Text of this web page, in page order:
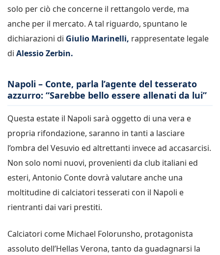
solo per ciò che concerne il rettangolo verde, ma
anche per il mercato. A tal riguardo, spuntano le
dichiarazioni di Giulio Marinelli, rappresentate legale
di Alessio Zerbin.
Napoli – Conte, parla l’agente del tesserato
azzurro: “Sarebbe bello essere allenati da lui”
Questa estate il Napoli sarà oggetto di una vera e
propria rifondazione, saranno in tanti a lasciare
l’ombra del Vesuvio ed altrettanti invece ad accasarcisi.
Non solo nomi nuovi, provenienti da club italiani ed
esteri, Antonio Conte dovrà valutare anche una
moltitudine di calciatori tesserati con il Napoli e
rientranti dai vari prestiti.
Calciatori come Michael Folorunsho, protagonista
assoluto dell’Hellas Verona, tanto da guadagnarsi la